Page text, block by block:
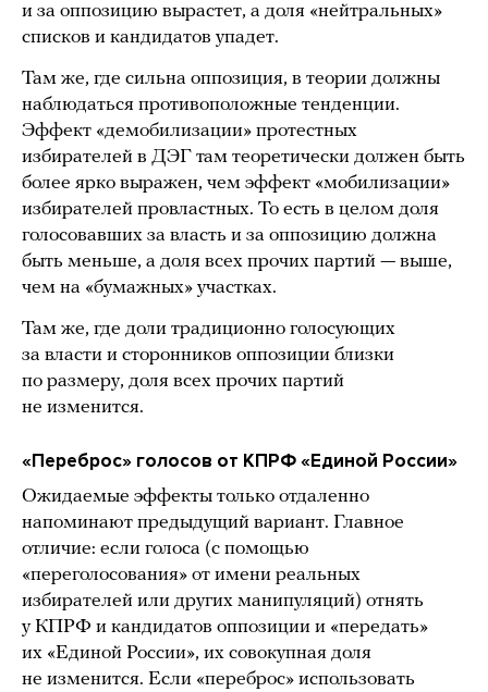
и за оппозицию вырастет, а доля «нейтральных»
списков и кандидатов упадет.
Там же, где сильна оппозиция, в теории должны
наблюдаться противоположные тенденции.
Эффект «демобилизации» протестных
избирателей в ДЭГ там теоретически должен быть
более ярко выражен, чем эффект «мобилизации»
избирателей провластных. То есть в целом доля
голосовавших за власть и за оппозицию должна
быть меньше, а доля всех прочих партий — выше,
чем на «бумажных» участках.
Там же, где доли традиционно голосующих
за власти и сторонников оппозиции близки
по размеру, доля всех прочих партий
не изменится.
«Переброс» голосов от КПРФ «Единой России»
Ожидаемые эффекты только отдаленно
напоминают предыдущий вариант. Главное
отличие: если голоса (с помощью
«переголосования» от имени реальных
избирателей или других манипуляций) отнять
у КПРФ и кандидатов оппозиции и «передать»
их «Единой России», их совокупная доля
не изменится. Если «переброс» использовать